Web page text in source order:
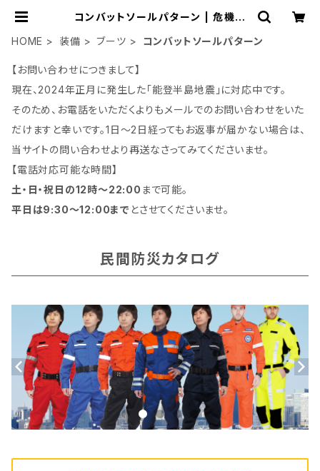
コンバットソールパターン | 危機管
HOME
装備 ブーツ コンバットソールパターン
【お問い合わせにつきまして】
現在、2024年正月に発生した「能登半島地震」に対応中です。
そのため、お電話をいただくよりもメールでのお問い合わせをいた
だけますと幸いです。1日～2日経ってもお返事が届かない場合は、
当サイトの問い合わせより再送なさってみてくださいませ。
【電話対応可能な時間】
土・日・祝日の12時～22:00 まで可能。
平日は9:30～12:00まで とさせてくださいませ。
民間防災カタログ